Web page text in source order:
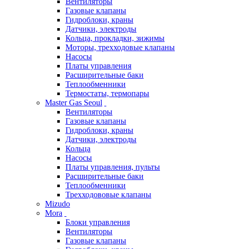
Газовые клапаны
Гидроблоки, краны
Датчики, электроды
Кольца, прокладки, зижимы
Моторы, трехходовые клапаны
Насосы
Платы управления
Расширительные баки
Теплообменники
Термостаты, термопары
Master Gas Seoul
Вентиляторы
Газовые клапаны
Гидроблоки, краны
Датчики, электроды
Кольца
Насосы
Платы управления, пульты
Расширительные баки
Теплообменники
Трехходововые клапаны
Mizudo
Mora
Блоки управления
Вентиляторы
Газовые клапаны